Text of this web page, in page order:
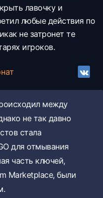
лавочку и
любые действия по
не затронет те
игроков.
между
не так давно
стала
для отмывания
часть ключей,
Marketplace, были